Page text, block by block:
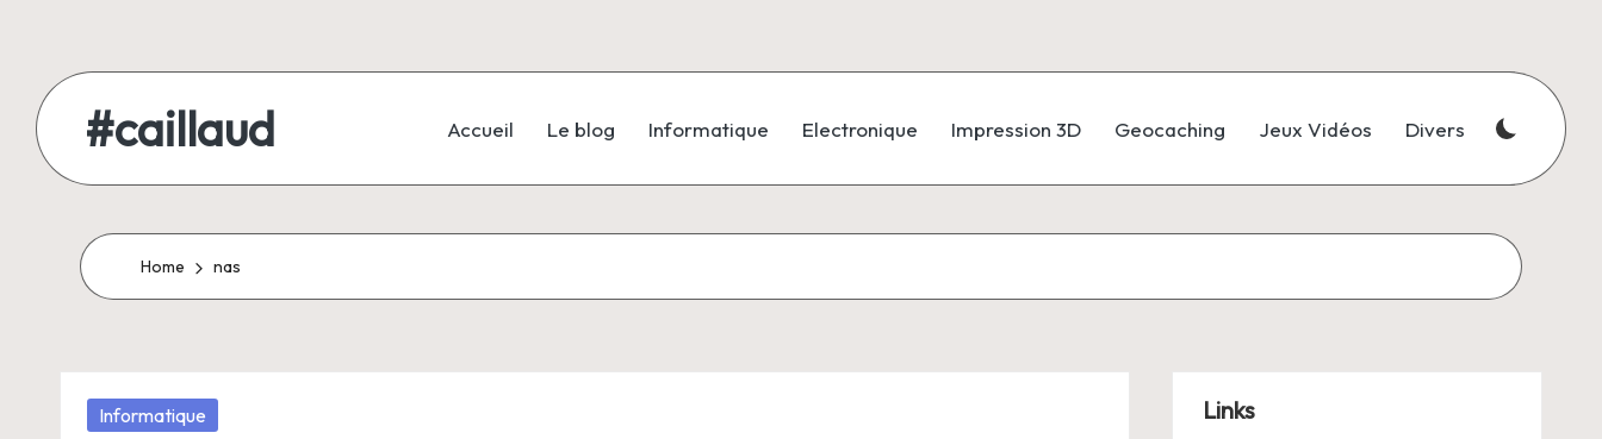
content
#caillaud
geek
/
Accueil Le blog Informatique Electronique Impression 3D Geocaching Jeux Vidéos Divers
Home nas
Posted
Informatique Links